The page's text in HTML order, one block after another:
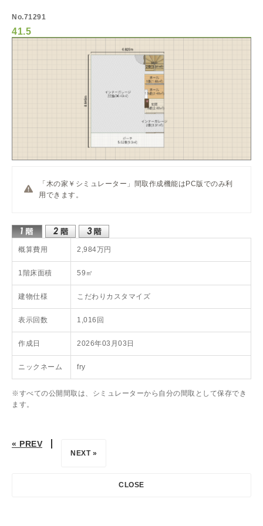
No.71291
41.5
「木の家￥シミュレーター」間取作成機能はPC版でのみ利
用できます。
概算費用 2,984万円
1階床面積 59㎡
建物仕様 こだわりカスタマイズ
表示回数 1,016回
作成日 2026年03月03日
ニックネーム fry
※すべての公開間取は、シミュレーターから自分の間取として保存でき
ます。
« PREV
NEXT »
CLOSE